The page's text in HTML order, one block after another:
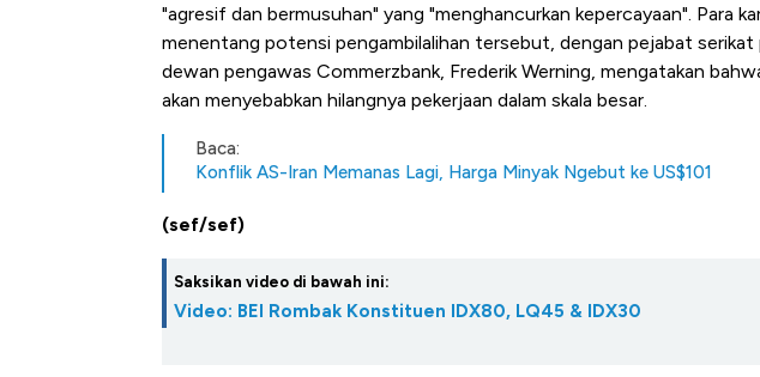
"agresif dan bermusuhan" yang "menghancurkan kepercayaan". Para
menentang potensi pengambilalihan tersebut, dengan pejabat serikat
dewan pengawas Commerzbank, Frederik Werning, mengatakan
akan menyebabkan hilangnya pekerjaan dalam skala besar.
Baca:
Konflik AS-Iran Memanas Lagi, Harga Minyak Ngebut ke US$101
(sef/sef)
Saksikan video di bawah ini:
Video: BEI Rombak Konstituen IDX80, LQ45 & IDX30